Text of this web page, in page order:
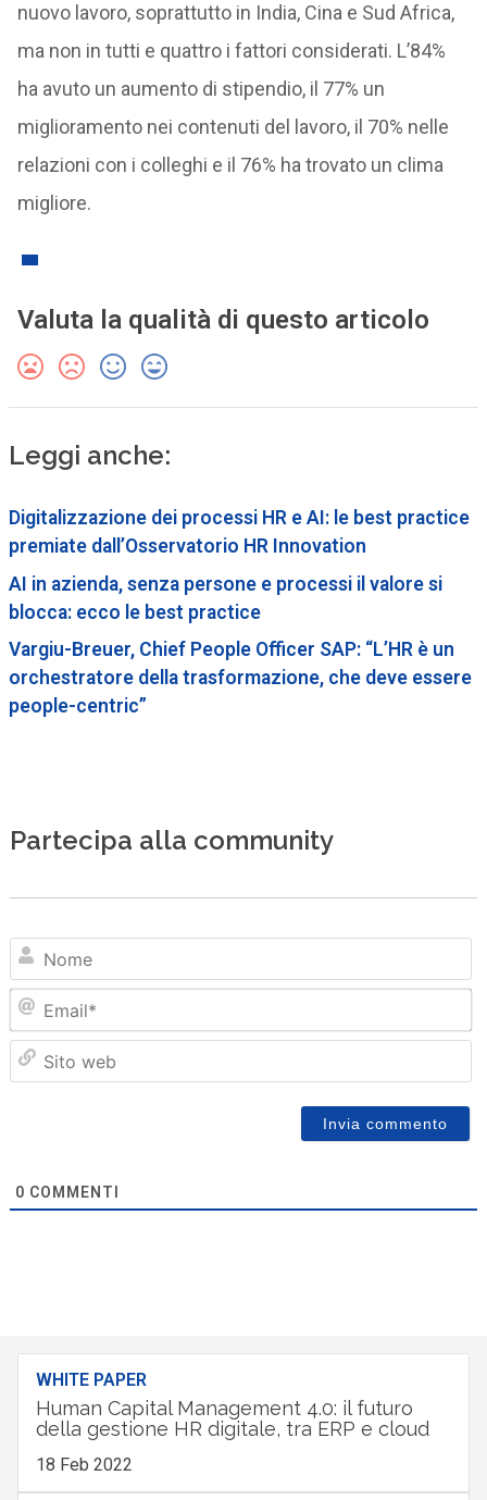
nuovo lavoro, soprattutto in India, Cina e Sud Africa,
ma non in tutti e quattro i fattori considerati. L’84%
ha avuto un aumento di stipendio, il 77% un
miglioramento nei contenuti del lavoro, il 70% nelle
relazioni con i colleghi e il 76% ha trovato un clima
migliore.
Valuta la qualità di questo articolo
Leggi anche:
Digitalizzazione dei processi HR e AI: le best practice
premiate dall’Osservatorio HR Innovation
AI in azienda, senza persone e processi il valore si
blocca: ecco le best practice
Vargiu-Breuer, Chief People Officer SAP: “L’HR è un
orchestratore della trasformazione, che deve essere
people-centric”
Partecipa alla community
0 COMMENTI
WHITE PAPER
Human Capital Management 4.0: il futuro
della gestione HR digitale, tra ERP e cloud
18 Feb 2022